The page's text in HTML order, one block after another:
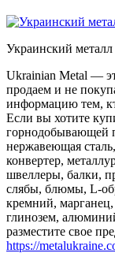
Украинский металл
Ukrainian Metal —
продаем и не
информацию тем,
Если вы хотите
горнодобывающей
нержавеющая
конвертер,
швеллеры, балки,
слябы, блюмы, L-
кремний,
глинозем,
разместите свое
https://